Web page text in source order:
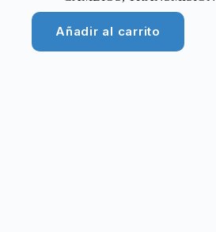
Añadir al carrito